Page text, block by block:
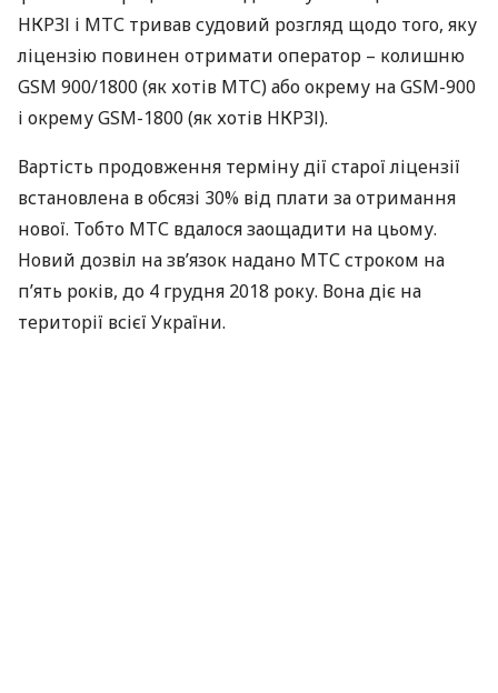
НКРЗІ і МТС тривав судовий розгляд щодо того, яку
ліцензію повинен отримати оператор – колишню
GSM 900/1800 (як хотів МТС) або окрему наGSM-900
і окремуGSM-1800 (як хотів НКРЗІ).
Вартість продовження терміну дії старої ліцензії
встановлена ​​в обсязі 30% від плати за отримання
нової. Тобто МТС вдалося заощадити на цьому.
Новий дозвіл на зв’язок надано МТСстроком на
п’ять років, до 4 грудня 2018 року. Вона діє на
території всієї України.